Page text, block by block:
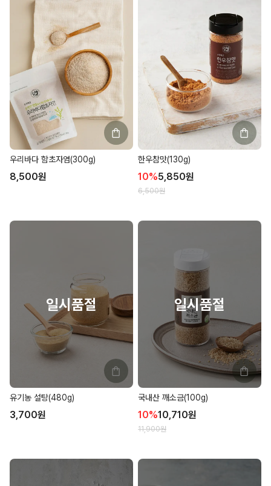
우리바다 함초자염(300g)
8,500원
한우참맛(130g)
10%5,850원
6,500원
유기농 설탕(480g)
3,700원
국내산 깨소금(100g)
10%10,710원
11,900원